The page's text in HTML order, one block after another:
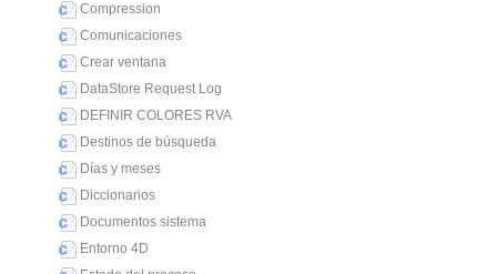
Compression
Comunicaciones
Crear ventana
DataStore Request Log
DEFINIR COLORES RVA
Destinos de búsqueda
Días y meses
Diccionarios
Documentos sistema
Entorno 4D